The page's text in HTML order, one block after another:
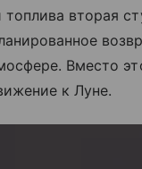
топлива вторая
Вместо
к Луне.